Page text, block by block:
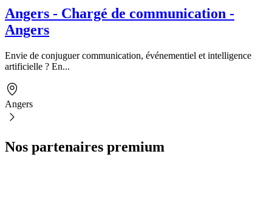
Angers - Chargé de communication -
Angers
Envie de conjuguer communication, événementiel et intelligence
artificielle ? En...
Angers
Nos partenaires premium